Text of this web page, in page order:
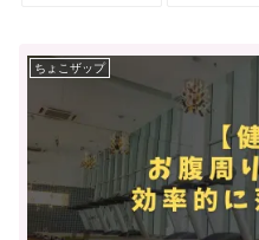
ちょこザップ